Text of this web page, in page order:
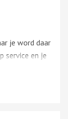
je word daar
service en je